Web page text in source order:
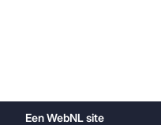
EenWebNLsite